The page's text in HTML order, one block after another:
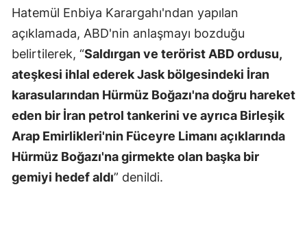
Hatemül Enbiya Karargahı'ndan yapılan
açıklamada, ABD'nin anlaşmayı bozduğu
belirtilerek, “Saldırgan ve terörist ABD ordusu,
ateşkesi ihlal ederek Jask bölgesindeki İran
karasularından Hürmüz Boğazı'na doğru hareket
eden bir İran petrol tankerini ve ayrıca Birleşik
Arap Emirlikleri'nin Füceyre Limanı açıklarında
Hürmüz Boğazı'na girmekte olan başka bir
gemiyi hedef aldı” denildi.